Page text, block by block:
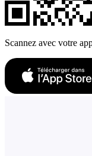
Scannez avec votre